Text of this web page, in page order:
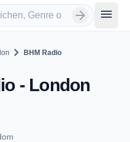
arrow_forward menu
chevron_right BHM Radio
- London